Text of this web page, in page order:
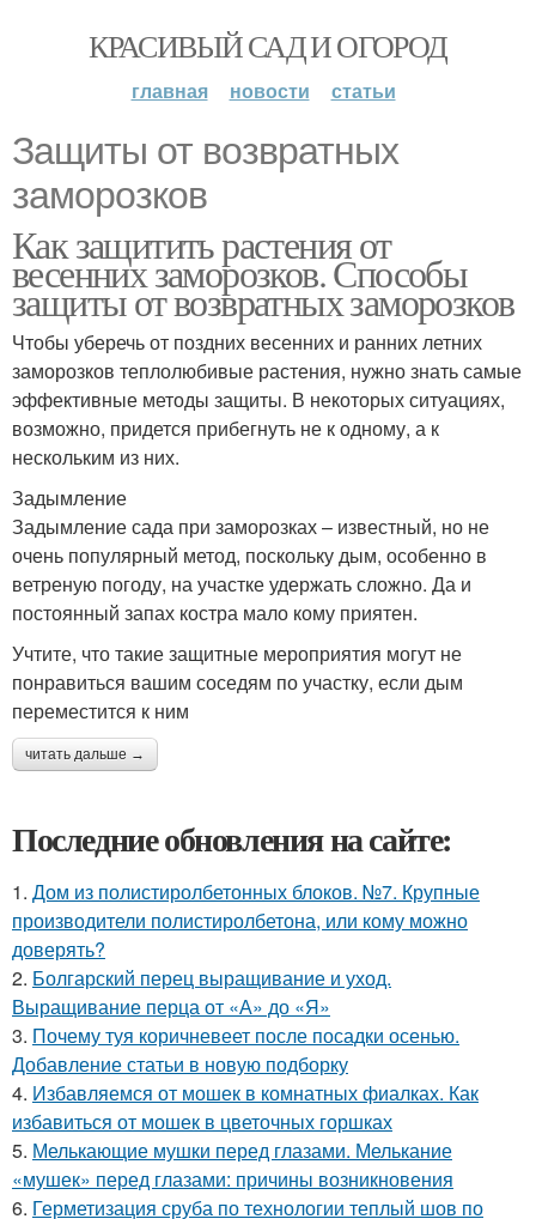
КРАСИВЫЙ САД И ОГОРОД
главная новости статьи
Защиты от возвратных
заморозков
Как защитить растения от
весенних заморозков. Способы
защиты от возвратных заморозков
Чтобы уберечь от поздних весенних и ранних летних
заморозков теплолюбивые растения, нужно знать самые
эффективные методы защиты. В некоторых ситуациях,
возможно, придется прибегнуть не к одному, а к
нескольким из них.
Задымление
Задымление сада при заморозках – известный, но не
очень популярный метод, поскольку дым, особенно в
ветреную погоду, на участке удержать сложно. Да и
постоянный запах костра мало кому приятен.
Учтите, что такие защитные мероприятия могут не
понравиться вашим соседям по участку, если дым
переместится к ним
читать дальше →
Последние обновления на сайте:
1. Дом из полистиролбетонных блоков. №7. Крупные
производители полистиролбетона, или кому можно
доверять?
2. Болгарский перец выращивание и уход.
Выращивание перца от «А» до «Я»
3. Почему туя коричневеет после посадки осенью.
Добавление статьи в новую подборку
4. Избавляемся от мошек в комнатных фиалках. Как
избавиться от мошек в цветочных горшках
5. Мелькающие мушки перед глазами. Мелькание
«мушек» перед глазами: причины возникновения
6. Герметизация сруба по технологии теплый шов по